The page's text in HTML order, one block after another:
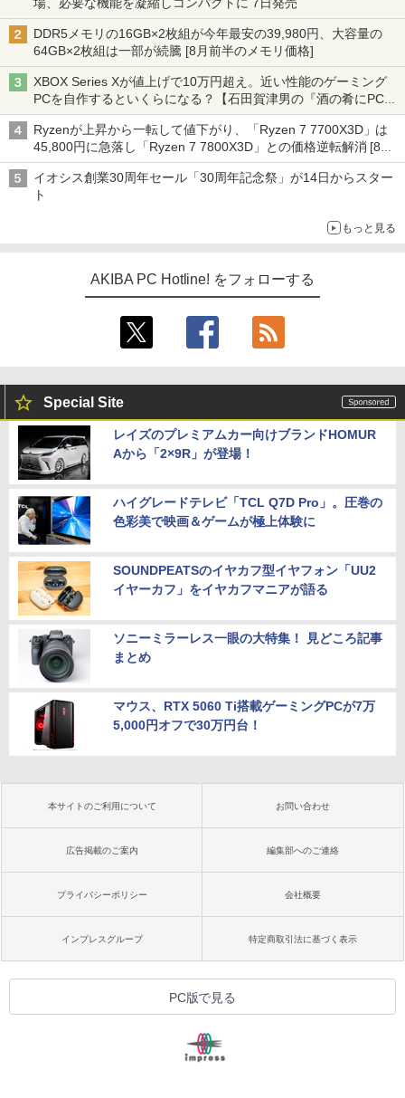
場、必要な機能を凝縮しコンパクトに 7日発売
DDR5メモリの16GB×2枚組が今年最安の39,980円、大容量の
64GB×2枚組は一部が続騰 [8月前半のメモリ価格]
XBOX Series Xが値上げで10万円超え。近い性能のゲーミング
PCを自作するといくらになる？【石田賀津男の『酒の肴にPCゲ
ーム』】
Ryzenが上昇から一転して値下がり、「Ryzen 7 7700X3D」は
45,800円に急落し「Ryzen 7 7800X3D」との価格逆転解消 [8月
前半のCPU価格]
イオシス創業30周年セール「30周年記念祭」が14日からスター
ト
もっと見る
AKIBA PC Hotline! をフォローする
Special Site
レイズのプレミアムカー向けブランドHOMUR
Aから「2×9R」が登場！
ハイグレードテレビ「TCL Q7D Pro」。圧巻の
色彩美で映画＆ゲームが極上体験に
SOUNDPEATSのイヤカフ型イヤフォン「UU2
イヤーカフ」をイヤカフマニアが語る
ソニーミラーレス一眼の大特集！ 見どころ記事
まとめ
マウス、RTX 5060 Ti搭載ゲーミングPCが7万
5,000円オフで30万円台！
本サイトのご利用について お問い合わせ
広告掲載のご案内 編集部へのご連絡
プライバシーポリシー 会社概要
インプレスグループ 特定商取引法に基づく表示
PC版で見る